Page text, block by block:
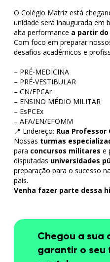
O Colégio Matriz está
unidade será inaugurada em
alta performance a partir do
Com foco em preparar
desafios acadêmicos e
– PRÉ-MEDICINA
– PRÉ-VESTIBULAR
– CN/EPCAr
– ENSINO MÉDIO MILITAR
– EsPCEx
– AFA/EN/EFOMM
📍 Endereço: Rua Professor
Nossas turmas
para concursos militares e
disputadas universidades
preparação para o sucesso
país.
Venha fazer parte dessa
Chegou a sua
garantir o seu